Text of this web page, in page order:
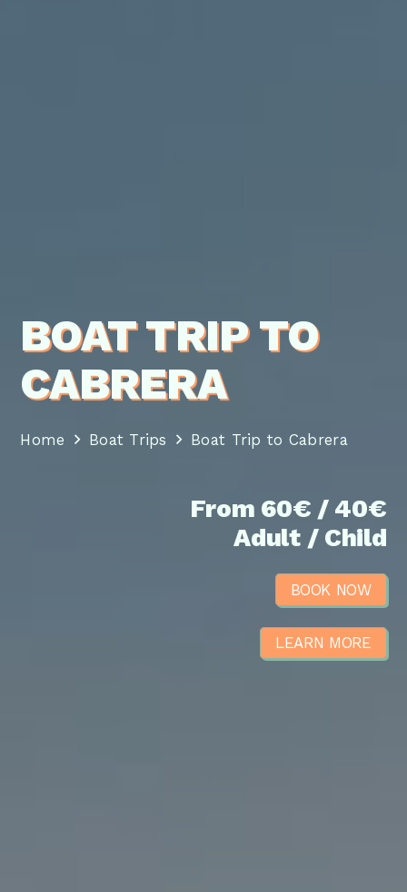
BOAT TRIP TO
CABRERA
Home Boat Trips Boat Trip to Cabrera
From 60€ / 40€
Adult / Child
BOOK NOW
LEARN MORE